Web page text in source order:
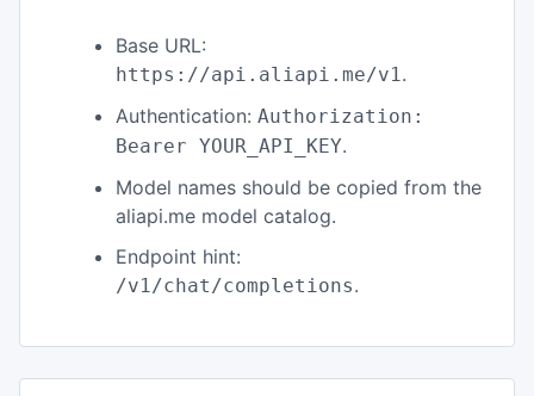
Base URL:
https://api.aliapi.me/v1.
Authentication: Authorization:
Bearer YOUR_API_KEY.
Model names should be copied from the
aliapi.me model catalog.
Endpoint hint:
/v1/chat/completions.